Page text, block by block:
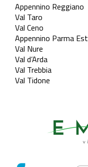
Appennino Reggiano
Val Taro
Val Ceno
Appennino Parma Est
Val Nure
Val d’Arda
Val Trebbia
Val Tidone